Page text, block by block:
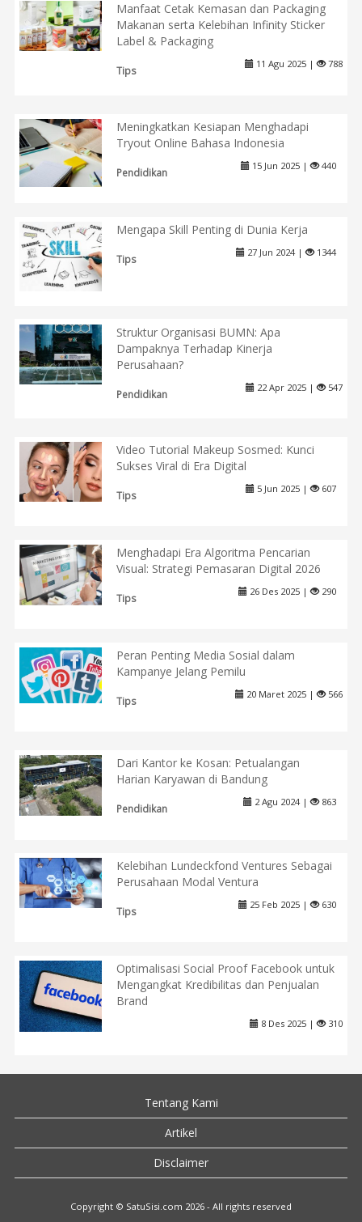
Manfaat Cetak Kemasan dan Packaging
Makanan serta Kelebihan Infinity Sticker
Label & Packaging
Tips
11 Agu 2025 | 788
Meningkatkan Kesiapan Menghadapi
Tryout Online Bahasa Indonesia
Pendidikan
15 Jun 2025 | 440
Mengapa Skill Penting di Dunia Kerja
Tips
27 Jun 2024 | 1344
Struktur Organisasi BUMN: Apa
Dampaknya Terhadap Kinerja
Perusahaan?
Pendidikan
22 Apr 2025 | 547
Video Tutorial Makeup Sosmed: Kunci
Sukses Viral di Era Digital
Tips
5 Jun 2025 | 607
Menghadapi Era Algoritma Pencarian
Visual: Strategi Pemasaran Digital 2026
Tips
26 Des 2025 | 290
Peran Penting Media Sosial dalam
Kampanye Jelang Pemilu
Tips
20 Maret 2025 | 566
Dari Kantor ke Kosan: Petualangan
Harian Karyawan di Bandung
Pendidikan
2 Agu 2024 | 863
Kelebihan Lundeckfond Ventures Sebagai
Perusahaan Modal Ventura
Tips
25 Feb 2025 | 630
Optimalisasi Social Proof Facebook untuk
Mengangkat Kredibilitas dan Penjualan
Brand
8 Des 2025 | 310
Tentang Kami
Artikel
Disclaimer
Copyright © SatuSisi.com 2026 - All rights reserved